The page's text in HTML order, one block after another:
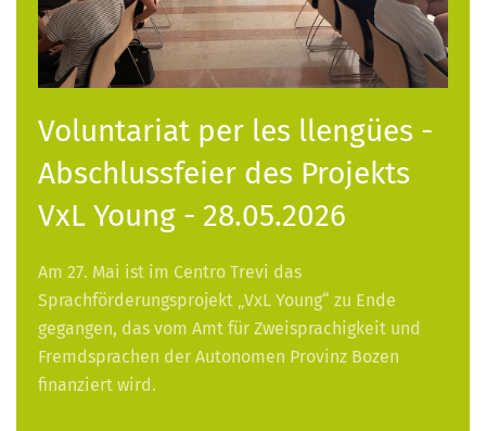
Voluntariat per les llengües -
Abschlussfeier des Projekts
VxL Young - 28.05.2026
Am 27. Mai ist im Centro Trevi das
Sprachförderungsprojekt „VxL Young“ zu Ende
gegangen, das vom Amt für Zweisprachigkeit und
Fremdsprachen der Autonomen Provinz Bozen
finanziert wird.